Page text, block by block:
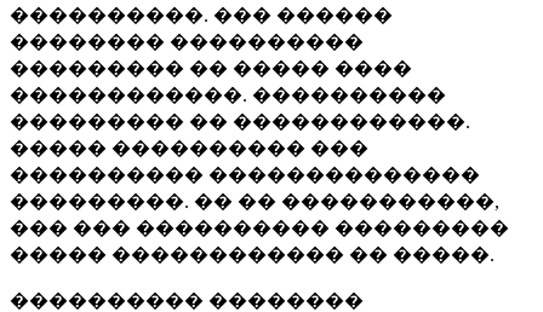
����������. ��� ������
�������� ����������
��������� �� ����� ����
������������. ����������
��������� �� ������������.
����� ���������� ���
���������� ��������������
���������. �� �� �����������,
��� ��� ���������� ���������
����� ������������ �� �����.
���������� ��������